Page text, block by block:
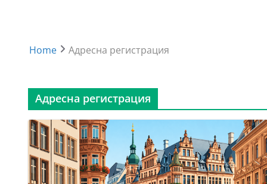
Home Адресна регистрация
Адресна регистрация